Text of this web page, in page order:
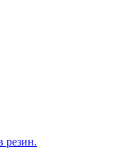
резин.